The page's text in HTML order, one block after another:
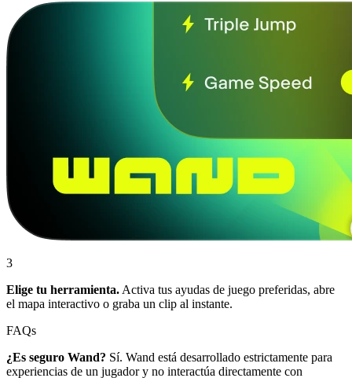
3
Elige tu herramienta. Activa tus ayudas de juego preferidas, abre
el mapa interactivo o graba un clip al instante.
FAQs
¿Es seguro Wand? Sí. Wand está desarrollado estrictamente para
experiencias de un jugador y no interactúa directamente con